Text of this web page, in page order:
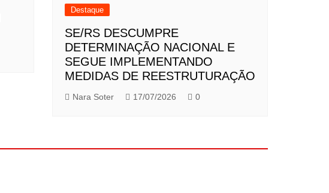
Destaque
SE/RS DESCUMPRE
DETERMINAÇÃO NACIONAL E
SEGUE IMPLEMENTANDO
MEDIDAS DE REESTRUTURAÇÃO
Nara Soter 17/07/2026 0